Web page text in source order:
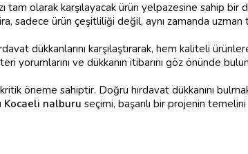
tam olarak karşılayacak ürün yelpazesine sahip bir
sadece ürün çeşitliliği değil, aynı zamanda uzman
dükkanlarını karşılaştırarak, hem kaliteli
yorumlarını ve dükkanın itibarını göz önünde
öneme sahiptir. Doğru hırdavat dükkanını
Kocaeli nalburu seçimi, başarılı bir projenin